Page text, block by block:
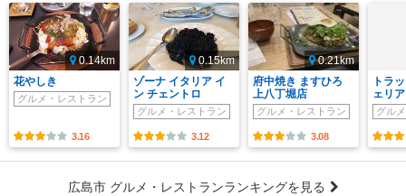
0.14km
花やしき
グルメ・レストラン
3.16
0.15km
ゾーナ イタリア イ
ン チェントロ
グルメ・レストラン
3.12
0.21km
府中焼き ますひろ
上八丁堀店
グルメ・レストラン
3.08
トラ
ェリ
グル
広島市 グルメ・レストランランキングを見る